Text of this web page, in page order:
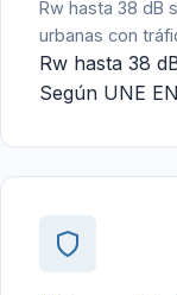
Rw hasta 38 dB
urbanas con
Rw hasta 38
Según UNE